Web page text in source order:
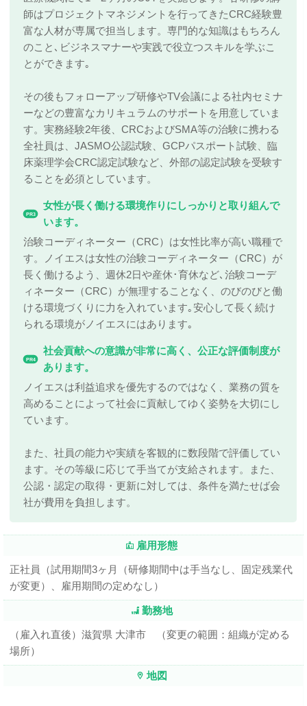
師はプロジェクトマネジメントを行ってきたCRC経験豊
富な人材が専属で担当します。専門的な知識はもちろん
のこと､ビジネスマナーや実践で役立つスキルを学ぶこ
とができます｡
その後もフォローアップ研修やTV会議による社内セミナ
ーなどの豊富なカリキュラムのサポートを用意していま
す。実務経験2年後、CRCおよびSMA等の治験に携わる
全社員は、JASMO公認試験、GCPパスポート試験、臨
床薬理学会CRC認定試験など、外部の認定試験を受験す
ることを必須としています。
PR3
女性が長く働ける環境作りにしっかりと取り組んで
います。
治験コーディネーター（CRC）は女性比率が高い職種で
す。ノイエスは女性の治験コーディネーター（CRC）が
長く働けるよう、週休2日や産休･育休など､治験コーデ
ィネーター（CRC）が無理することなく、のびのびと働
ける環境づくりに力を入れています｡安心して長く続け
られる環境がノイエスにはあります｡
PR4
社会貢献への意識が非常に高く、公正な評価制度が
あります。
ノイエスは利益追求を優先するのではなく、業務の質を
高めることによって社会に貢献してゆく姿勢を大切にし
ています。
また、社員の能力や実績を客観的に数段階で評価してい
ます。その等級に応じて手当てが支給されます。また、
公認・認定の取得・更新に対しては、条件を満たせば会
社が費用を負担します。
雇用形態
正社員（試用期間3ヶ月（研修期間中は手当なし、固定残業代
が変更）、雇用期間の定めなし）
勤務地
（雇入れ直後）滋賀県 大津市 （変更の範囲：組織が定める
場所）
地図